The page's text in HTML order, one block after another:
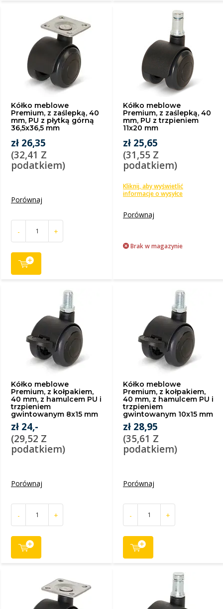
Kółko meblowe
Premium, z zaślepką, 40
mm, PU z płytką górną
36,5x36,5 mm
zł 26,35
(32,41 Z
podatkiem)
Porównaj
- +
Kółko meblowe
Premium, z zaślepką, 40
mm, PU z trzpieniem
11x20 mm
zł 25,65
(31,55 Z
podatkiem)
Kliknij, aby wyświetlić
informacje o wysyłce
Porównaj
Brak w magazynie
Kółko meblowe
Premium, z kołpakiem,
40 mm, z hamulcem PU i
trzpieniem
gwintowanym 8x15 mm
zł 24,-
(29,52 Z
podatkiem)
Porównaj
- +
Kółko meblowe
Premium, z kołpakiem,
40 mm, z hamulcem PU i
trzpieniem
gwintowanym 10x15 mm
zł 28,95
(35,61 Z
podatkiem)
Porównaj
- +